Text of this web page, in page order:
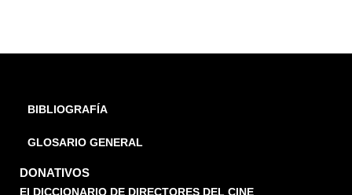
BIBLIOGRAFÍA
GLOSARIO GENERAL
DONATIVOS
El DICCIONARIO DE DIRECTORES DEL CINE